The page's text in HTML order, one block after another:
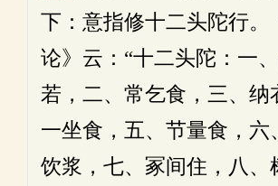
下：意指修十二头陀行。
论》云：“十二头陀：一
若，二、常乞食，三、纳
一坐食，五、节量食，六
饮浆，七、冢间住，八、